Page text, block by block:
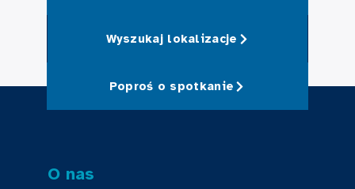
Wyszukaj lokalizacje
Poproś o spotkanie
O nas